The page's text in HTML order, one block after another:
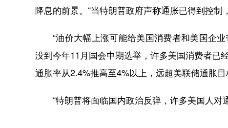
降息的前景。“当特朗普政府声称通胀已得到控
“油价大幅上涨可能给美国消费者和美国企业
没到今年11月国会中期选举，许多美国消费者已
通胀率从2.4%推高至4%以上，远超美联储通胀目
“特朗普将面临国内政治反弹，许多美国人对通